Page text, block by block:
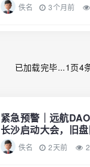
佚名 3个月前
已加载完毕...1页4
紧急预警｜远航
长沙启动大会，旧盘
RWA+大宗商品包
的老剧本
佚名 2天前